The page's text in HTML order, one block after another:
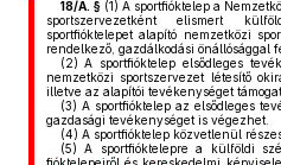
18/A. §(1) A sportfióktelep a
sportszervezetként elismert
sportfióktelepet alapító nemzetközi
rendelkező, gazdálkodási önállósággal
(2) A sportfióktelep elsődleges
nemzetközi sportszervezet létesítő
illetve az alapítói tevékenységet
(3) A sportfióktelep az elsődleges
gazdasági tevékenységet is végezhet.
(4) A sportfióktelep közvetlenül
(5) A sportfióktelepre a külföldi